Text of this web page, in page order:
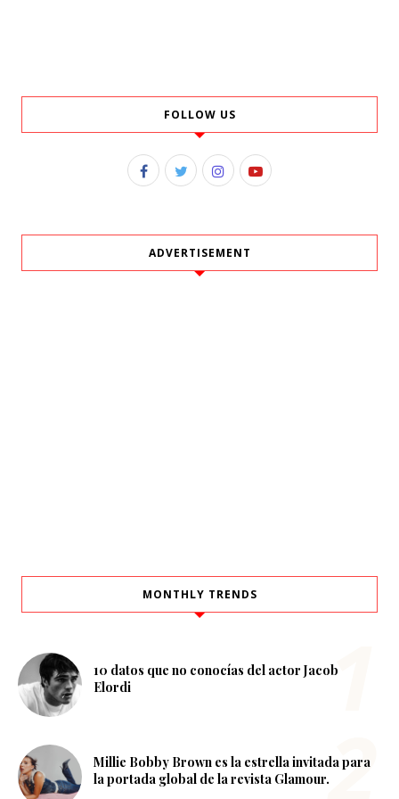
FOLLOW US
ADVERTISEMENT
MONTHLY TRENDS
10 datos que no conocías del actor Jacob
Elordi
Millie Bobby Brown es la estrella invitada para
la portada global de la revista Glamour.